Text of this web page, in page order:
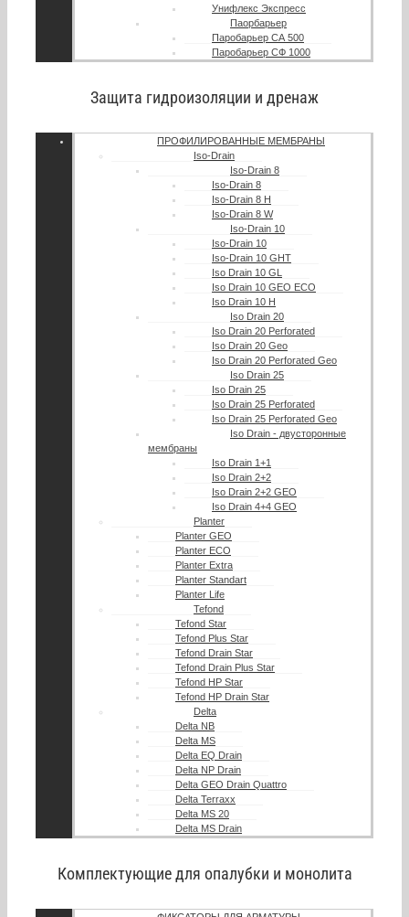
Унифлекс Экспресс
Паорбарьер
Паробарьер СА 500
Паробарьер СФ 1000
Защита гидроизоляции и дренаж
ПРОФИЛИРОВАННЫЕ МЕМБРАНЫ
Iso-Drain
Iso-Drain 8
Iso-Drain 8
Iso-Drain 8 Н
Iso-Drain 8 W
Iso-Drain 10
Iso-Drain 10
Iso-Drain 10 GHT
Iso Drain 10 GL
Iso Drain 10 GEO ECO
Iso Drain 10 H
Iso Drain 20
Iso Drain 20 Perforated
Iso Drain 20 Geo
Iso Drain 20 Perforated Geo
Iso Drain 25
Iso Drain 25
Iso Drain 25 Perforated
Iso Drain 25 Perforated Geo
Iso Drain - двусторонные
мембраны
Iso Drain 1+1
Iso Drain 2+2
Iso Drain 2+2 GEO
Iso Drain 4+4 GEO
Planter
Planter GEO
Planter ECO
Planter Extra
Planter Standart
Planter Life
Tefond
Tefond Star
Tefond Plus Star
Tefond Drain Star
Tefond Drain Plus Star
Tefond HP Star
Tefond HP Drain Star
Delta
Delta NB
Delta MS
Delta EQ Drain
Delta NP Drain
Delta GEO Drain Quattro
Delta Terraxx
Delta MS 20
Delta MS Drain
Комплектующие для опалубки и монолита